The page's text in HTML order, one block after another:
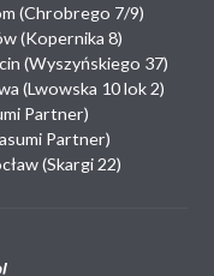
(Chrobrego 7/9)
(Kopernika 8)
(Wyszyńskiego 37)
(Lwowska 10 lok 2)
Partner)
Partner)
(Skargi 22)